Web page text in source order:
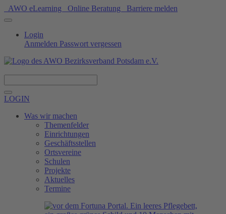
AWO eLearning Online Beratung Barriere melden
Login
Anmelden Passwort vergessen
LOGIN
Was wir machen
Themenfelder
Einrichtungen
Geschäftsstellen
Ortsvereine
Schulen
Projekte
Aktuelles
Termine